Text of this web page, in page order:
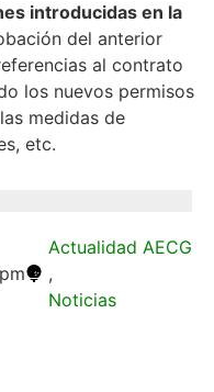
introducidas en la
del anterior
al contrato
los nuevos permisos
medidas de
etc.
Actualidad AECG
,
Noticias